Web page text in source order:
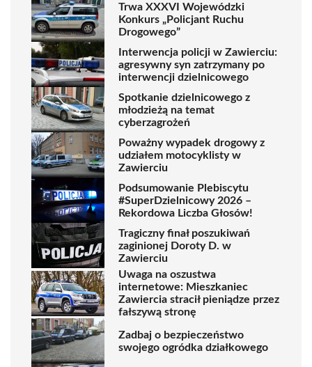
Trwa XXXVI Wojewódzki
Konkurs „Policjant Ruchu
Drogowego”
Interwencja policji w Zawierciu:
agresywny syn zatrzymany po
interwencji dzielnicowego
Spotkanie dzielnicowego z
młodzieżą na temat
cyberzagrożeń
Poważny wypadek drogowy z
udziałem motocyklisty w
Zawierciu
Podsumowanie Plebiscytu
#SuperDzielnicowy 2026 –
Rekordowa Liczba Głosów!
Tragiczny finał poszukiwań
zaginionej Doroty D. w
Zawierciu
Uwaga na oszustwa
internetowe: Mieszkaniec
Zawiercia stracił pieniądze przez
fałszywą stronę
Zadbaj o bezpieczeństwo
swojego ogródka działkowego